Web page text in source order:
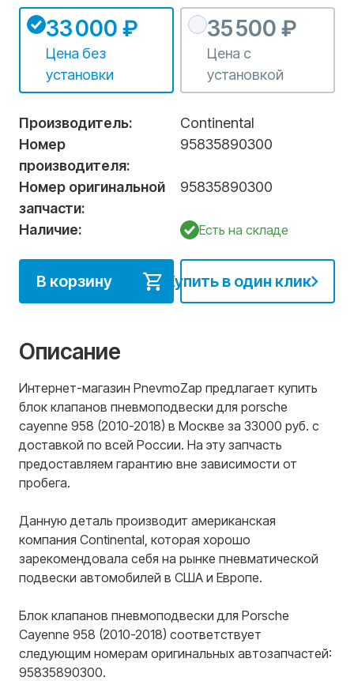
33 000 ₽
Цена без
установки
35 500 ₽
Цена с
установкой
Производитель:
Continental
Номер
производителя:
95835890300
Номер оригинальной
запчасти:
95835890300
Наличие: Есть на складе
В корзину Купить в один клик
Описание
Интернет-магазин PnevmoZap предлагает купить
блок клапанов пневмоподвески для porsche
cayenne 958 (2010-2018) в Москве за 33000 руб. с
доставкой по всей России. На эту запчасть
предоставляем гарантию вне зависимости от
пробега.
Данную деталь производит американская
компания Continental, которая хорошо
зарекомендовала себя на рынке пневматической
подвески автомобилей в США и Европе.
Блок клапанов пневмоподвески для Porsche
Cayenne 958 (2010-2018) соответствует
следующим номерам оригинальных автозапчастей:
95835890300.